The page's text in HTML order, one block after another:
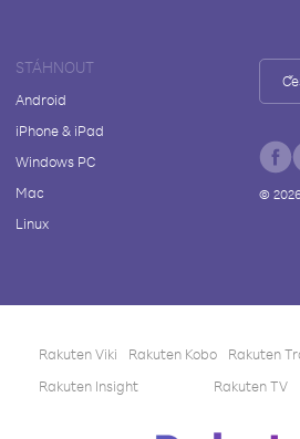
STÁHNOUT
Android
iPhone & iPad
Windows PC
Mac
Linux
©
Rakuten Viki Rakuten Kobo Rakuten
Rakuten Insight
Rakuten TV